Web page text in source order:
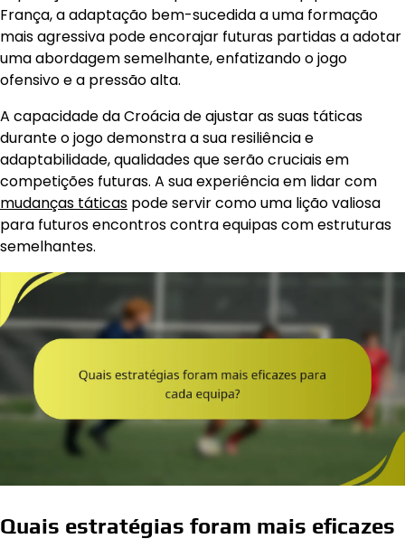
França, a adaptação bem-sucedida a uma formação
mais agressiva pode encorajar futuras partidas a adotar
uma abordagem semelhante, enfatizando o jogo
ofensivo e a pressão alta.
A capacidade da Croácia de ajustar as suas táticas
durante o jogo demonstra a sua resiliência e
adaptabilidade, qualidades que serão cruciais em
competições futuras. A sua experiência em lidar com
mudanças táticas pode servir como uma lição valiosa
para futuros encontros contra equipas com estruturas
semelhantes.
Quais estratégias foram mais eficazes